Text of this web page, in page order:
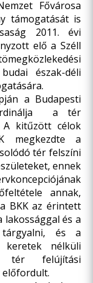
Fővárosa
támogatását is
2011. évi
elő a Széll
észak-déli
a Budapesti
a tér
A kitűzött célok
megkezdte a
tér felszíni
, ennek
annak,
BKK az érintett
lakossággal és a
tárgyalni, és a
keretek nélküli
tér felújítási